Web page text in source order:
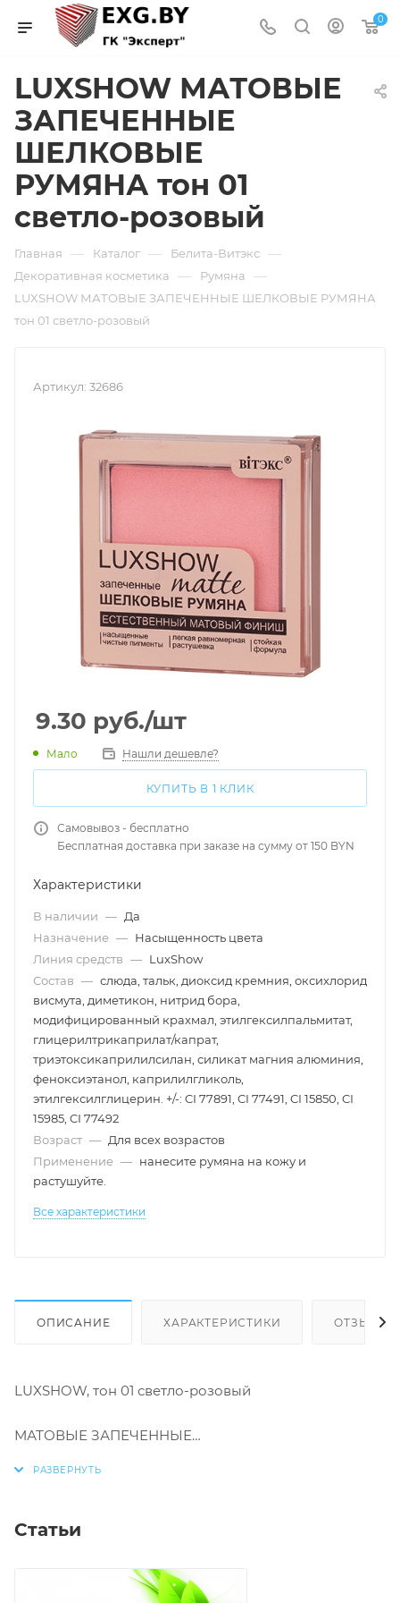
0
LUXSHOW МАТОВЫЕ
ЗАПЕЧЕННЫЕ
ШЕЛКОВЫЕ
РУМЯНА тон 01
светло-розовый
Главная — Каталог — Белита-Витэкс —
Декоративная косметика — Румяна —
LUXSHOW МАТОВЫЕ ЗАПЕЧЕННЫЕ ШЕЛКОВЫЕ РУМЯНА
тон 01 светло-розовый
Артикул: 32686
9.30 руб./шт
Мало Нашли дешевле?
КУПИТЬ В 1 КЛИК
Самовывоз - бесплатно
Бесплатная доставка при заказе на сумму от 150 BYN
Характеристики
В наличии — Да
Назначение — Насыщенность цвета
Линия средств — LuxShow
Состав — слюда, тальк, диоксид кремния, оксихлорид
висмута, диметикон, нитрид бора,
модифицированный крахмал, этилгексилпальмитат,
глицерилтрикаприлат/капрат,
триэтоксикаприлилсилан, силикат магния алюминия,
феноксиэтанол, каприлилгликоль,
этилгексилглицерин. +/-: CI 77891, CI 77491, CI 15850, CI
15985, CI 77492
Возраст — Для всех возрастов
Применение — нанесите румяна на кожу и
растушуйте.
Все характеристики
ОПИСАНИЕ ХАРАКТЕРИСТИКИ ОТЗЫВЫ
LUXSHOW, тон 01 светло-розовый
МАТОВЫЕ ЗАПЕЧЕННЫЕ
стойкая формула
тон 01 светло-розовый
тон 02 персиковый
Статьи